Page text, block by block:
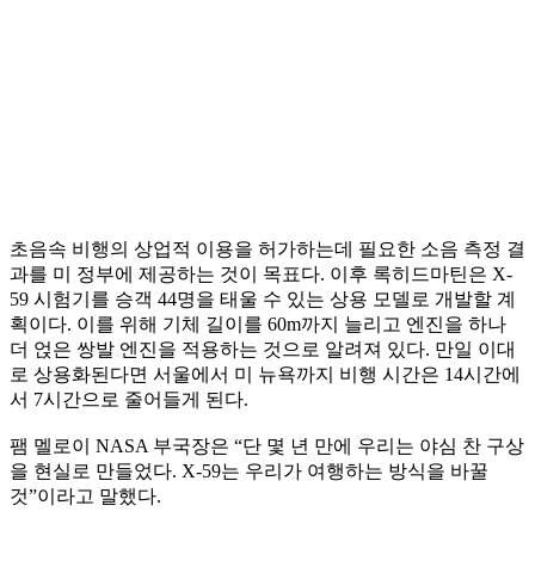
초음속 비행의 상업적 이용을 허가하는데 필요한 소음 측정 결
과를 미 정부에 제공하는 것이 목표다. 이후 록히드마틴은 X-
59 시험기를 승객 44명을 태울 수 있는 상용 모델로 개발할 계
획이다. 이를 위해 기체 길이를 60m까지 늘리고 엔진을 하나
더 얹은 쌍발 엔진을 적용하는 것으로 알려져 있다. 만일 이대
로 상용화된다면 서울에서 미 뉴욕까지 비행 시간은 14시간에
서 7시간으로 줄어들게 된다.
팸 멜로이 NASA 부국장은 “단 몇 년 만에 우리는 야심 찬 구상
을 현실로 만들었다. X-59는 우리가 여행하는 방식을 바꿀
것”이라고 말했다.